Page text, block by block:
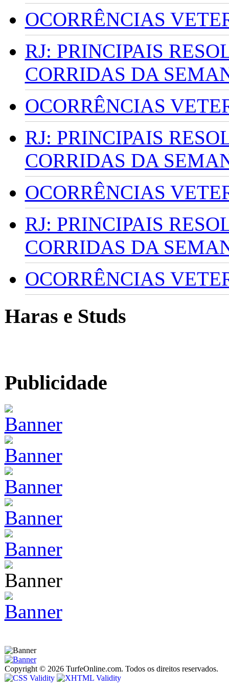
OCORRÊNCIAS
RJ: PRINCIPAIS
CORRIDAS DA
OCORRÊNCIAS
RJ: PRINCIPAIS
CORRIDAS DA
OCORRÊNCIAS
RJ: PRINCIPAIS
CORRIDAS DA
OCORRÊNCIAS
Haras e Studs
Publicidade
Copyright © 2026 TurfeOnline.com. Todos os direitos reservados.